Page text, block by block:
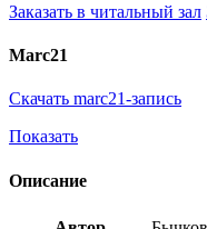
Заказать в читальный зал
Marc21
Скачать marc21-запись
Показать
Описание